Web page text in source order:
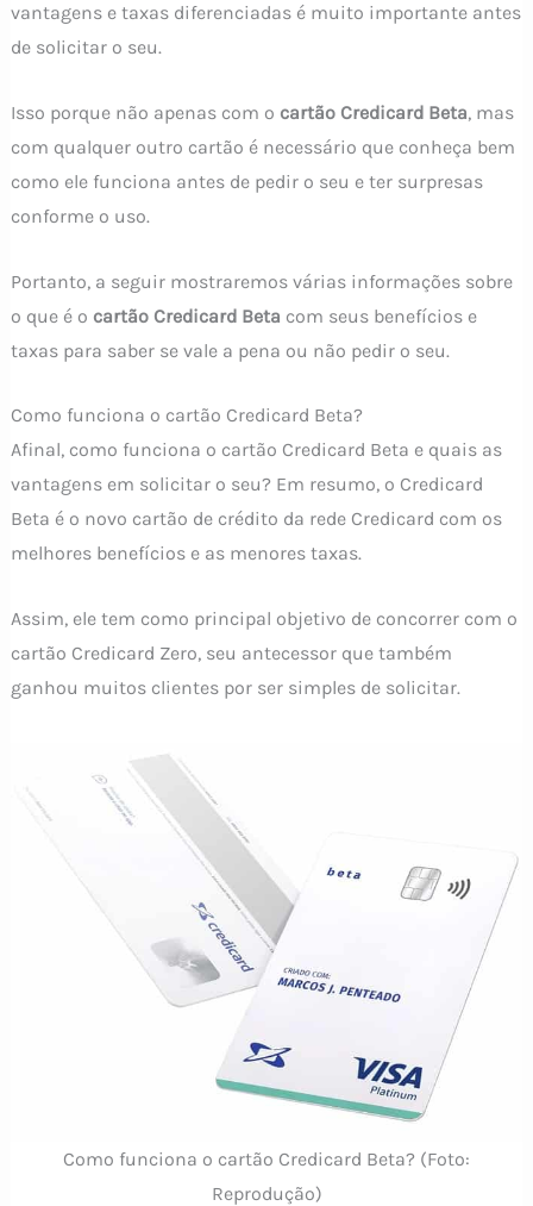
vantagens e taxas diferenciadas é muito importante antes
de solicitar o seu.
Isso porque não apenas com o cartão Credicard Beta, mas
com qualquer outro cartão é necessário que conheça bem
como ele funciona antes de pedir o seu e ter surpresas
conforme o uso.
Portanto, a seguir mostraremos várias informações sobre
o que é o cartão Credicard Beta com seus benefícios e
taxas para saber se vale a pena ou não pedir o seu.
Como funciona o cartão Credicard Beta?
Afinal, como funciona o cartão Credicard Beta e quais as
vantagens em solicitar o seu? Em resumo, o Credicard
Beta é o novo cartão de crédito da rede Credicard com os
melhores benefícios e as menores taxas.
Assim, ele tem como principal objetivo de concorrer com o
cartão Credicard Zero, seu antecessor que também
ganhou muitos clientes por ser simples de solicitar.
Como funciona o cartão Credicard Beta? (Foto:
Reprodução)